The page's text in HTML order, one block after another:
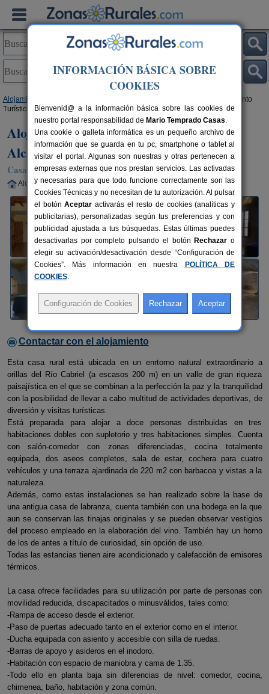
Alojamientos
> Alojamiento
Turístico Rural Casas de Alcance
Alojamiento Turístico Rural Casas de
Alcance
Casa Rural en Cofrentes (Valencia)
Alquiler completo 14 plazas 100 km de Valencia
Contactar con el alojamiento
Esta casa rural está ubicada en un enrtorno natural extraordinario a
orillas del Río Cabriel (a escasos 200 m) en un valle de gran riqueza
paisajística en el que se combinan a la perfección la paz y la tranquilidad
con la posibilidad de llevar a cabo multitud de actividades deportivas, de
diversión y visitas turísticas.
Está preparada para alojar a doce personas distribuidas en tres
habitaciones dobles con supletorio y tres habitaciones simples. Cuenta
con salón-comedor con zonas diferenciadas, cocina totalmente
equipada, dos aseos completos, sala de estar, cochera para cuatro
vehículos y una terraza ajardinada de 220 m2 con barbacoa y vistas a la
naturaleza.
Además, como estas instalaciones se han realizado sobre la base de
una antigua casa de labranza, cuenta también con una bodega en la que
aun se conservan las tinajas originales y se pueden observar vestigios
del proceso empleado en la elaboración del vino. También hay un horno
de los de antes a título de curiosidad, sin opción de uso.
Todas las estancias tienen aire acondicionado y calefacción de emisores
térmicos.
La casa ofrece facilidades para su utilización por parte de personas con
movilidad reducida, discapacitados o minusválidos, tales como:
-Rampa de acceso desde el exterior.
-Paso de puertas adecuado tanto en el exterior como en el interior.
-Ducha equipada con asiento y accesible con silla de ruedas.
-Barras de apoyo y asideros en el inodoro.
-Habitación con espacio de maniobra y cama de 1.35.
-Todo ello en planta baja sin diferencias de nivel: comedor, cocina,
chimenea, baño, habitación y zona común.
INFORMACIÓN BÁSICA SOBRE
COOKIES
Bienvenid@ a la información básica sobre las cookies de
nuestro portal responsabilidad de Mario Temprado Casas.
Una cookie o galleta informática es un pequeño archivo de
información que se guarda en tu pc, smartphone o tablet al
visitar el portal. Algunas son nuestras y otras pertenecen a
empresas externas que nos prestan servicios. Las activadas
y necesarias para que todo funcione correctamente son las
Cookies Técnicas y no necesitan de tu autorización. Al pulsar
el botónAceptar activarás el resto de cookies (analíticas y
publicitarias), personalizadas según tus preferencias y con
publicidad ajustada a tus búsquedas. Estas últimas puedes
desactivarlas por completo pulsando el botón Rechazar o
elegir su activación/desactivación desde “Configuración de
Cookies”. Más información en nuestra
POLÍTICA DE
COOKIES.